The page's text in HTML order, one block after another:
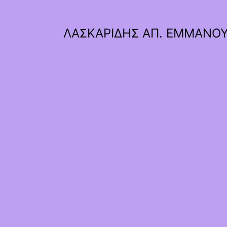
ΛΑΣΚΑΡΙΔΗΣ ΑΠ.